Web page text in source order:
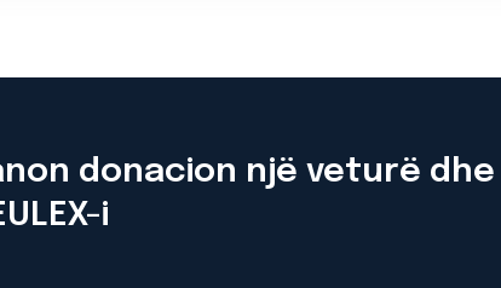
donacion një veturë dhe
i